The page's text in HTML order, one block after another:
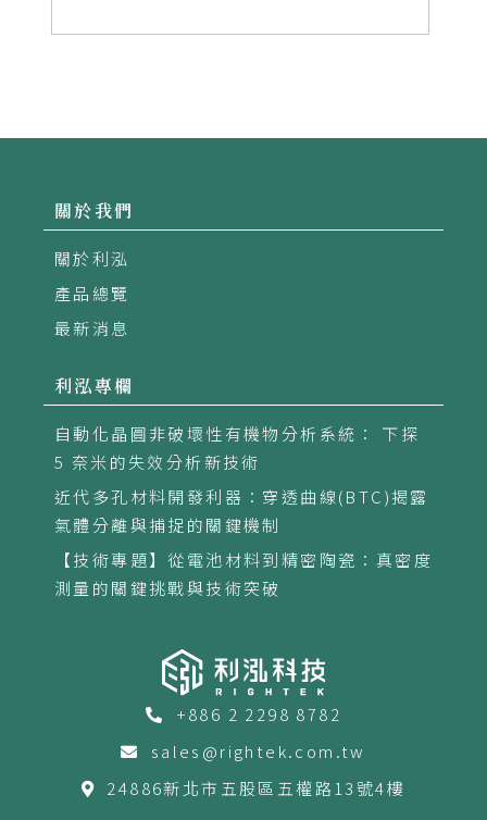
關於我們
關於利泓
產品總覽
最新消息
利泓專欄
自動化晶圓非破壞性有機物分析系統： 下探
5 奈米的失效分析新技術
近代多孔材料開發利器：穿透曲線(BTC)揭露
氣體分離與捕捉的關鍵機制
【技術專題】從電池材料到精密陶瓷：真密度
測量的關鍵挑戰與技術突破
+886 2 2298 8782
sales@rightek.com.tw
24886新北市五股區五權路13號4樓